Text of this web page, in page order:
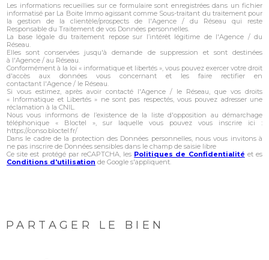
Les informations recueillies sur ce formulaire sont enregistrées dans un fichier
informatisé par La Boite Immo agissant comme Sous-traitant du traitement pour
la gestion de la clientèle/prospects de l'Agence / du Réseau qui reste
Responsable du Traitement de vos Données personnelles.
La base légale du traitement repose sur l’intérêt légitime de l'Agence / du
Réseau.
Elles sont conservées jusqu'à demande de suppression et sont destinées
à l'Agence / au Réseau.
Conformément à la loi « informatique et libertés », vous pouvez exercer votre droit
d'accès aux données vous concernant et les faire rectifier en
contactant l'Agence / le Réseau.
Si vous estimez, après avoir contacté l'Agence / le Réseau, que vos droits
« Informatique et Libertés » ne sont pas respectés, vous pouvez adresser une
réclamation à la CNIL.
Nous vous informons de l’existence de la liste d'opposition au démarchage
téléphonique « Bloctel », sur laquelle vous pouvez vous inscrire ici :
https://conso.bloctel.fr/
Dans le cadre de la protection des Données personnelles, nous vous invitons à
ne pas inscrire de Données sensibles dans le champ de saisie libre
Ce site est protégé par reCAPTCHA, les Politiques de Confidentialité et es
Conditions d'utilisation de Google s'appliquent.
PARTAGER LE BIEN